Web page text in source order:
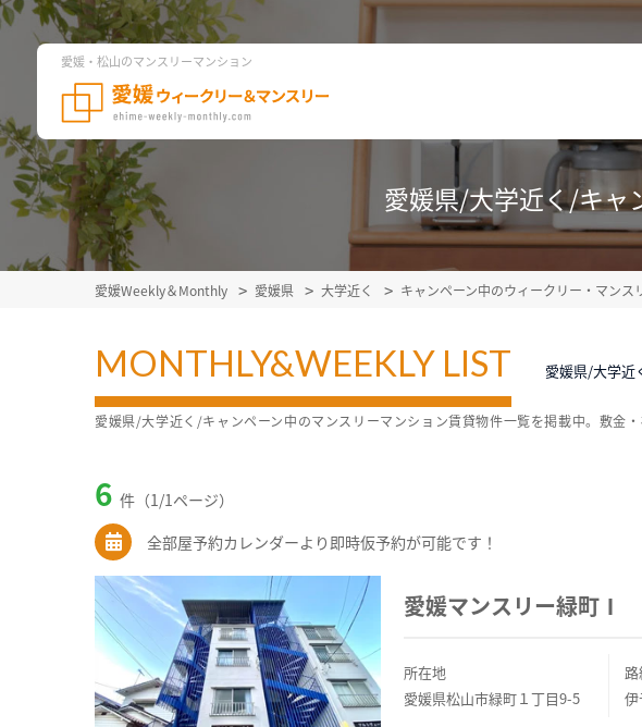
愛媛・松山のマンスリーマンション
愛媛県/大学近く/キャ
愛媛Weekly＆Monthly 愛媛県 大学近く キャンペーン中のウィークリー・マンス
MONTHLY&WEEKLY LIST 愛媛県/大学近
6 件（1/1ページ）
全部屋予約カレンダーより即時仮予約が可能です！
愛媛マンスリー緑町Ⅰ
所在地
愛媛県松山市緑町１丁目9-5
愛媛県/大学近く/キャンペーン中のマンスリーマンション賃貸物件一覧を掲載中。敷金